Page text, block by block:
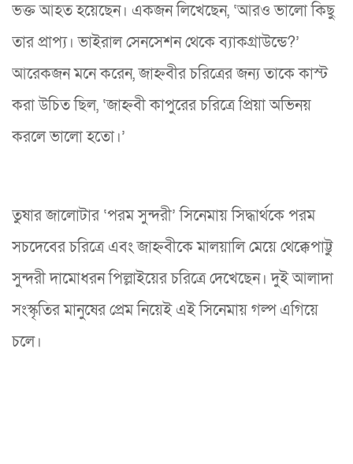
ভক্ত আহত হয়েছেন। একজন লিখেছেন, ‘আরও ভালো কিছু
তার প্রাপ্য। ভাইরাল সেনসেশন থেকে ব্যাকগ্রাউন্ডে?’
আরেকজন মনে করেন, জাহ্নবীর চরিত্রের জন্য তাকে কাস্ট
করা উচিত ছিল, ‘জাহ্নবী কাপুরের চরিত্রে প্রিয়া অভিনয়
করলে ভালো হতো।’
তুষার জালোটার ‘পরম সুন্দরী’ সিনেমায় সিদ্ধার্থকে পরম
সচদেবের চরিত্রে এবং জাহ্নবীকে মালয়ালি মেয়ে থেক্কেপাট্টু
সুন্দরী দামোধরন পিল্লাইয়ের চরিত্রে দেখেছেন। দুই আলাদা
সংস্কৃতির মানুষের প্রেম নিয়েই এই সিনেমায় গল্প এগিয়ে
চলে।